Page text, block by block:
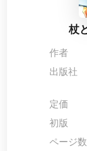
杖
作者
出版社
定価
初版
ページ数